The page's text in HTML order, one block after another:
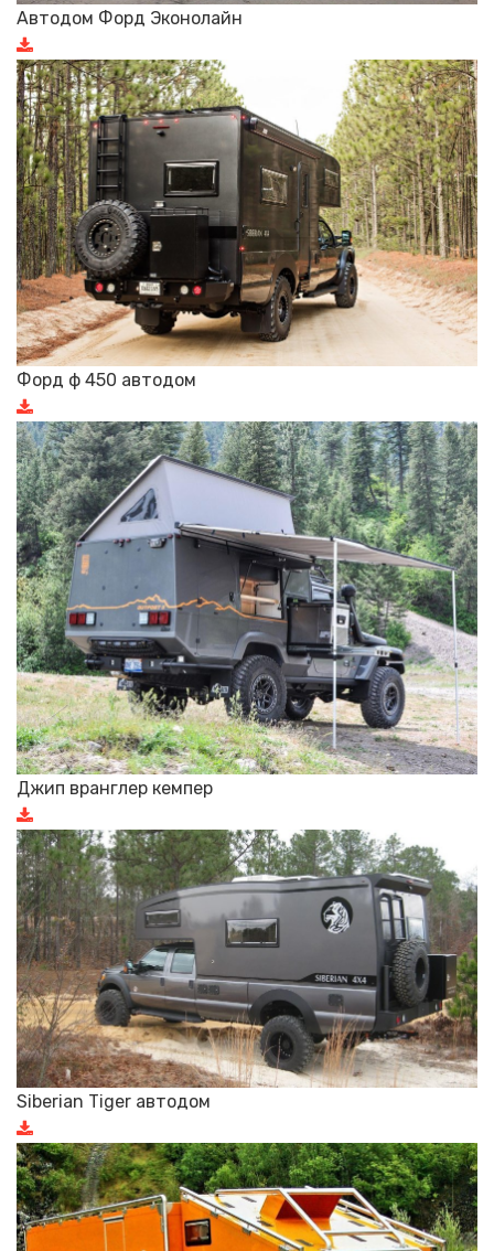
Автодом Форд Эконолайн
Форд ф 450 автодом
Джип вранглер кемпер
Siberian Tiger автодом